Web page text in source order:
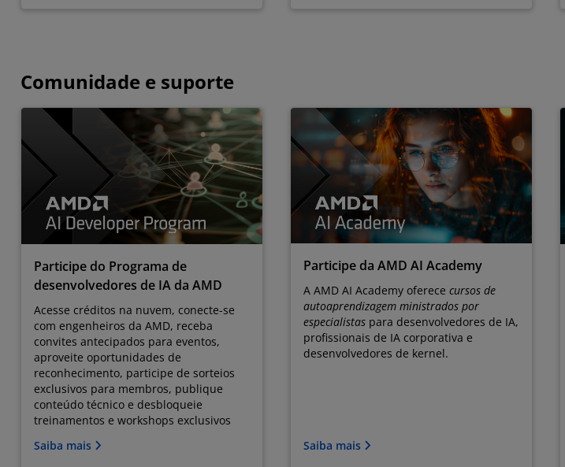
Comunidade e suporte
Participe do Programa de
desenvolvedores de IA da AMD
Acesse créditos na nuvem, conecte-se
com engenheiros da AMD, receba
convites antecipados para eventos,
aproveite oportunidades de
reconhecimento, participe de sorteios
exclusivos para membros, publique
conteúdo técnico e desbloqueie
treinamentos e workshops exclusivos
Saiba mais
Participe da AMD AI Academy
A AMD AI Academy oferece cursos de
autoaprendizagem ministrados por
especialistas para desenvolvedores de IA,
profissionais de IA corporativa e
desenvolvedores de kernel.
Saiba mais